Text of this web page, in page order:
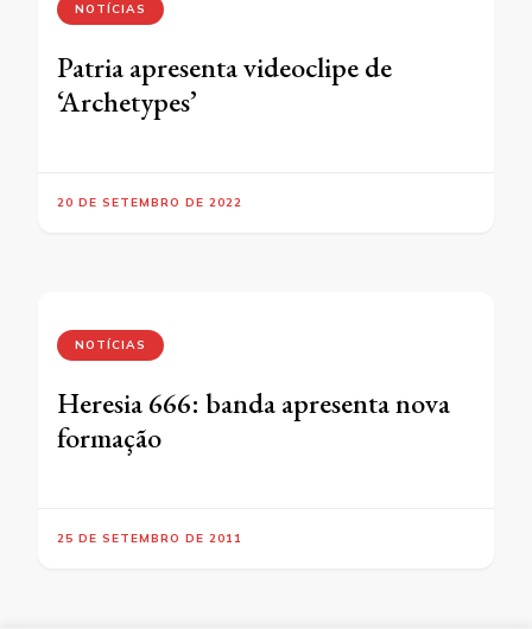
NOTÍCIAS
Patria apresenta videoclipe de
‘Archetypes’
20 DE SETEMBRO DE 2022
NOTÍCIAS
Heresia 666: banda apresenta nova
formação
25 DE SETEMBRO DE 2011